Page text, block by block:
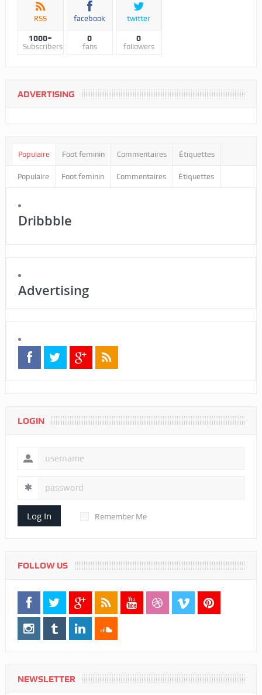
RSS
1000+
Subscribers
facebook
0
fans
twitter
0
followers
ADVERTISING
Populaire Foot feminin Commentaires Étiquettes
Populaire Foot feminin Commentaires Étiquettes
Dribbble
Advertising
LOGIN
Log In Remember Me
FOLLOW US
NEWSLETTER